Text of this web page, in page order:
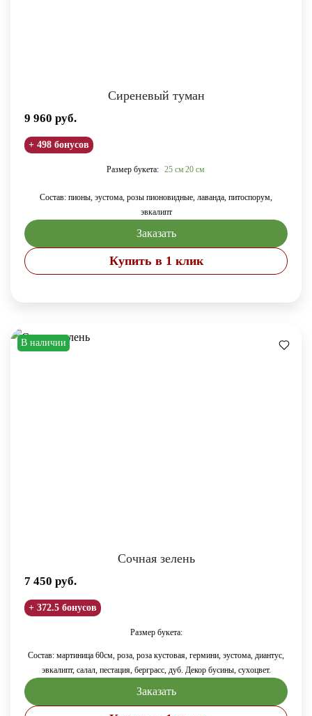
Сиреневый туман
9 960 руб.
+ 498 бонусов
Размер букета: 25 см 20 см
Состав: пионы, эустома, розы пионовидные, лаванда, питоспорум,
эвкалипт
Заказать
Купить в 1 клик
В наличии
Сочная зелень
7 450 руб.
+ 372.5 бонусов
Размер букета:
Состав: мартиница 60см, роза, роза кустовая, гермини, эустома, диантус,
эвкалипт, салал, пестация, берграсс, дуб. Декор бусины, сухоцвет.
Заказать